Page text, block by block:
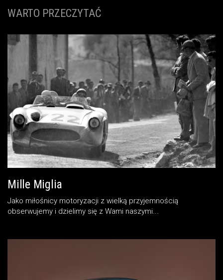
WARTO PRZECZYTAĆ
Mille Miglia
Jako miłośnicy motoryzacji z wielką przyjemnością
obserwujemy i dzielimy się z Wami naszymi...